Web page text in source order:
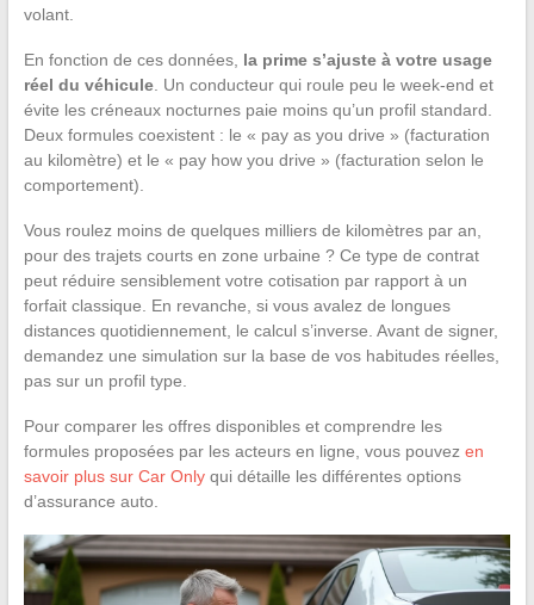
volant.
En fonction de ces données, la prime s’ajuste à votre usage
réel du véhicule. Un conducteur qui roule peu le week-end et
évite les créneaux nocturnes paie moins qu’un profil standard.
Deux formules coexistent : le « pay as you drive » (facturation
au kilomètre) et le « pay how you drive » (facturation selon le
comportement).
Vous roulez moins de quelques milliers de kilomètres par an,
pour des trajets courts en zone urbaine ? Ce type de contrat
peut réduire sensiblement votre cotisation par rapport à un
forfait classique. En revanche, si vous avalez de longues
distances quotidiennement, le calcul s’inverse. Avant de signer,
demandez une simulation sur la base de vos habitudes réelles,
pas sur un profil type.
Pour comparer les offres disponibles et comprendre les
formules proposées par les acteurs en ligne, vous pouvez en
savoir plus sur Car Onlyqui détaille les différentes options
d’assurance auto.